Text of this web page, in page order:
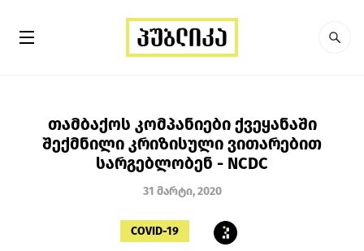
თამბაქოს კომპანიები ქვეყანაში
შექმნილი კრიზისული ვითარებით
სარგებლობენ - NCDC
31 მარტი, 2020
COVID-19